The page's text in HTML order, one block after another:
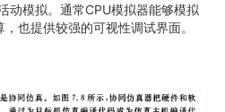
动模拟。通常CPU模拟器能够模拟
也提供较强的可视性调试界面。